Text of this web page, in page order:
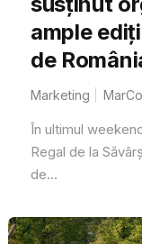
ample
de
Marketing
În ultimul
Regal de la
de...